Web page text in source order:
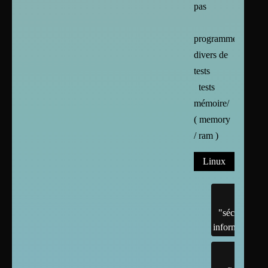
pas
programmes
divers de
tests
tests
mémoire/
( memory
/ ram )
Linux
"sécurité"
informatique